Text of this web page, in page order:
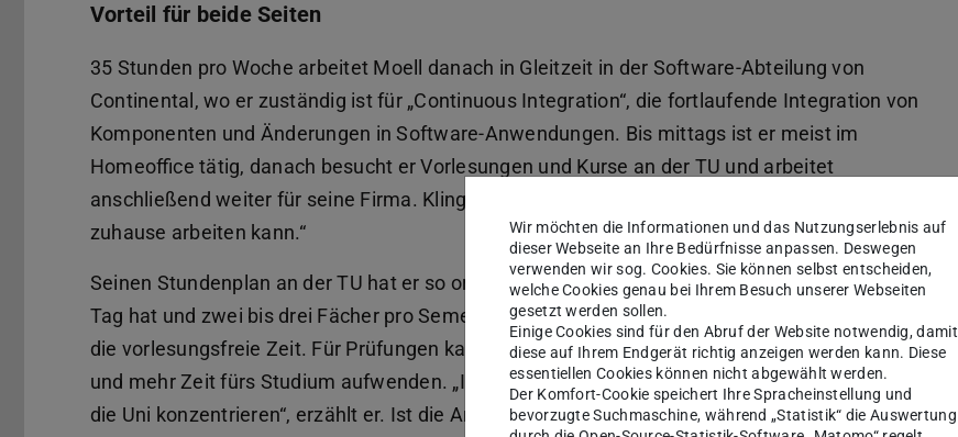
Vorteil für beide Seiten
35 Stunden pro Woche arbeitet Moell danach in Gleitzeit in der Software-Abteilung von
Continental, wo er zuständig ist für „Continuous Integration“, die fortlaufende Integration von
Komponenten und Änderungen in Software-Anwendungen. Bis mittags ist er meist im
Homeoffice tätig, danach besucht er Vorlesungen und Kurse an der TU und arbeitet
anschließend weiter für seine Firma. Klingt anstrengend? „Es klappt gut, weil ich mobil
zuhause arbeiten kann.“
Seinen Stundenplan an der TU hat er so organisiert, dass er nur bis zu zwei Vorlesungen am
Tag hat und zwei bis drei Fächer pro Semester. Vieles läuft auch hier online. Urlaube legt er in
die vorlesungsfreie Zeit. Für Prüfungen kann er sein Stundenkonto bei Continental abbauen
und mehr Zeit fürs Studium aufwenden. „Ich kann mich gut sowohl auf die Arbeit als auch auf
die Uni konzentrieren“, erzählt er. Ist die Arbeitslast im Büro hoch, muss er jedoch zuweilen
Wir möchten die Informationen und das Nutzungserlebnis auf
dieser Webseite an Ihre Bedürfnisse anpassen. Deswegen
verwenden wir sog. Cookies. Sie können selbst entscheiden,
welche Cookies genau bei Ihrem Besuch unserer Webseiten
gesetzt werden sollen.
Einige Cookies sind für den Abruf der Website notwendig, damit
diese auf Ihrem Endgerät richtig anzeigen werden kann. Diese
essentiellen Cookies können nicht abgewählt werden.
Der Komfort-Cookie speichert Ihre Spracheinstellung und
bevorzugte Suchmaschine, während „Statistik“ die Auswertung